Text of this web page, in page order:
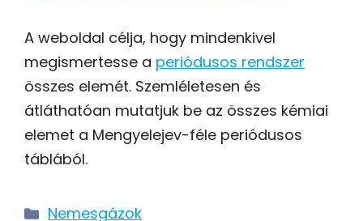
A weboldal célja, hogy mindenkivel
megismertesse a periódusos rendszer
összes elemét. Szemléletesen és
átláthatóan mutatjuk be az összes kémiai
elemet a Mengyelejev-féle periódusos
táblából.
Kategória
Nemesgázok